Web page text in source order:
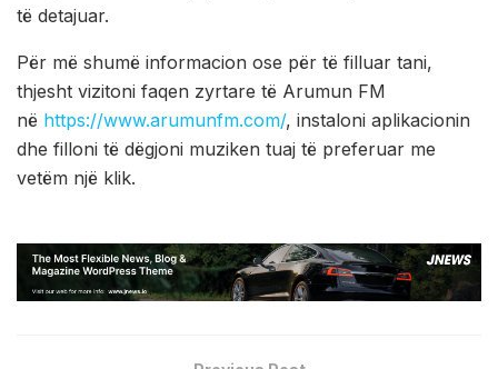
të detajuar.
Për më shumë informacion ose për të filluar tani,
thjesht vizitoni faqen zyrtare të Arumun FM
në https://www.arumunfm.com/, instaloni aplikacionin
dhe filloni të dëgjoni muziken tuaj të preferuar me
vetëm një klik.